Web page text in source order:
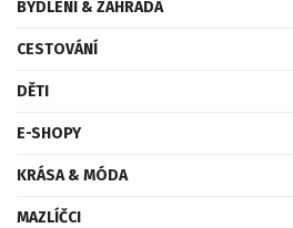
BYDLENÍ & ZAHRADA
CESTOVÁNÍ
DĚTI
E-SHOPY
KRÁSA & MÓDA
MAZLÍČCI